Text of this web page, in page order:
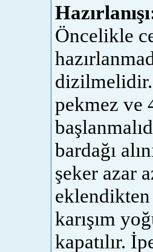
Öncelikle
dizilmelidir.
pekmez ve
bardağı
şeker azar
eklendikten
karışım
kapatılır.